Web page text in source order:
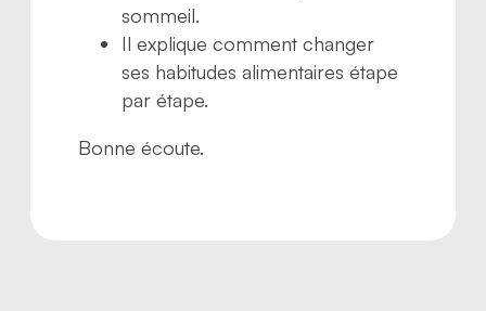
sommeil.
Il explique comment changer
ses habitudes alimentaires étape
par étape.
Bonne écoute.